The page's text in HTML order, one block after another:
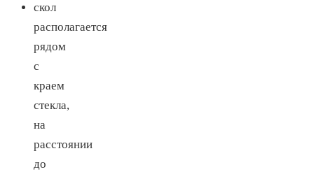
скол
располагается
рядом
с
краем
стекла,
на
расстоянии
до